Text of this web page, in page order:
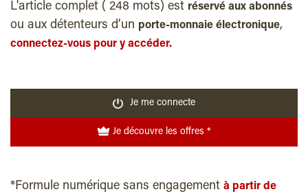
L'article complet ( 248 mots) est réservé aux abonnés
ou aux détenteurs d’un porte-monnaie électronique,
connectez-vous pour y accéder.
Je me connecte
Je découvre les offres *
*Formule numérique sans engagement à partir de